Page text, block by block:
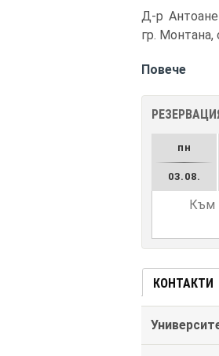
Д-р
гр. Монтана,
Повече
пн
03.08.
Към
КОНТАКТИ